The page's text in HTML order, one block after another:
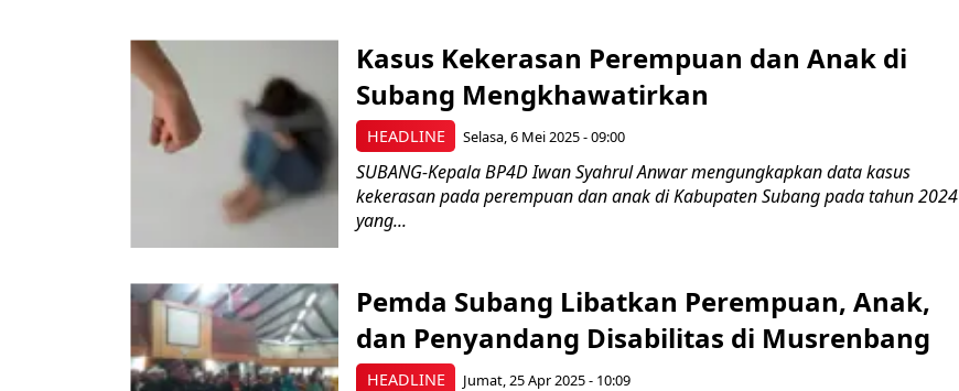
HEADLINE
Kasus Kekerasan Perempuan dan Anak di
Subang Mengkhawatirkan
Selasa, 6 Mei 2025 - 09:00
SUBANG-Kepala BP4D Iwan Syahrul Anwar mengungkapkan data kasus
kekerasan pada perempuan dan anak di Kabupaten Subang pada tahun 2024
yang...
HEADLINE
Pemda Subang Libatkan Perempuan, Anak,
dan Penyandang Disabilitas di Musrenbang
Jumat, 25 Apr 2025 - 10:09